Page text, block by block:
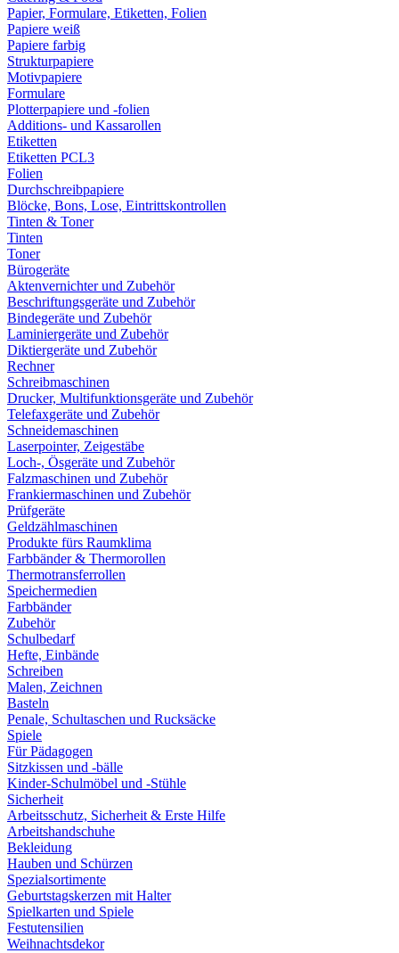
Papier, Formulare, Etiketten, Folien
Papiere weiß
Papiere farbig
Strukturpapiere
Motivpapiere
Formulare
Plotterpapiere und -folien
Additions- und Kassarollen
Etiketten
Etiketten PCL3
Folien
Durchschreibpapiere
Blöcke, Bons, Lose, Eintrittskontrollen
Tinten & Toner
Tinten
Toner
Bürogeräte
Aktenvernichter und Zubehör
Beschriftungsgeräte und Zubehör
Bindegeräte und Zubehör
Laminiergeräte und Zubehör
Diktiergeräte und Zubehör
Rechner
Schreibmaschinen
Drucker, Multifunktionsgeräte und Zubehör
Telefaxgeräte und Zubehör
Schneidemaschinen
Laserpointer, Zeigestäbe
Loch-, Ösgeräte und Zubehör
Falzmaschinen und Zubehör
Frankiermaschinen und Zubehör
Prüfgeräte
Geldzählmaschinen
Produkte fürs Raumklima
Farbbänder & Thermorollen
Thermotransferrollen
Speichermedien
Farbbänder
Zubehör
Schulbedarf
Hefte, Einbände
Schreiben
Malen, Zeichnen
Basteln
Penale, Schultaschen und Rucksäcke
Spiele
Für Pädagogen
Sitzkissen und -bälle
Kinder-Schulmöbel und -Stühle
Sicherheit
Arbeitsschutz, Sicherheit & Erste Hilfe
Arbeitshandschuhe
Bekleidung
Hauben und Schürzen
Spezialsortimente
Geburtstagskerzen mit Halter
Spielkarten und Spiele
Festutensilien
Weihnachtsdekor